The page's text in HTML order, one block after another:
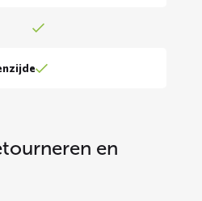
en